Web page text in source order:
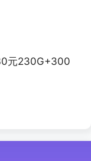
元230G+300